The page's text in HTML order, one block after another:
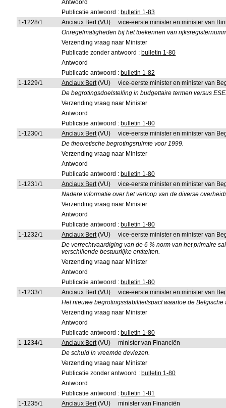
Antwoord
Publicatie antwoord : bulletin 1-83
1-1228/1
Anciaux Bert(VU)
vice-eerste minister en minister van
Onregelmatigheden bij het toekennen van
Verzending vraag naar Minister
Publicatie zonder antwoord : bulletin 1-80
Antwoord
Publicatie antwoord : bulletin 1-82
1-1229/1
Anciaux Bert(VU)
vice-eerste minister en minister van
De begrotingsdoelstelling in budgettaire termen versus
Verzending vraag naar Minister
Antwoord
Publicatie antwoord : bulletin 1-80
1-1230/1
Anciaux Bert(VU)
vice-eerste minister en minister van
De theoretische begrotingsruimte voor 1999.
Verzending vraag naar Minister
Antwoord
Publicatie antwoord : bulletin 1-80
1-1231/1
Anciaux Bert(VU)
vice-eerste minister en minister van
Nadere informatie over het verloop van de diverse
Verzending vraag naar Minister
Antwoord
Publicatie antwoord : bulletin 1-80
1-1232/1
Anciaux Bert(VU)
vice-eerste minister en minister van
De verrechtvaardiging van de 6 % norm van het primaire
verschillende bestuurlijke entiteiten.
Verzending vraag naar Minister
Antwoord
Publicatie antwoord : bulletin 1-80
1-1233/1
Anciaux Bert(VU)
vice-eerste minister en minister van
Het nieuwe begrotingsstabiliteitspact waartoe de
Verzending vraag naar Minister
Antwoord
Publicatie antwoord : bulletin 1-80
1-1234/1
Anciaux Bert(VU)
minister van Financiën
De schuld in vreemde deviezen.
Verzending vraag naar Minister
Publicatie zonder antwoord : bulletin 1-80
Antwoord
Publicatie antwoord : bulletin 1-81
1-1235/1
Anciaux Bert(VU)
minister van Financiën